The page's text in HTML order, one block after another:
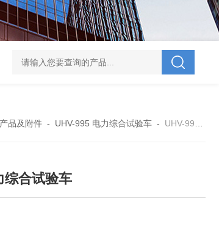
验车 UHV-701 级差配合测试仪 UHV-646 全自动水溶
品及附件- UHV-995 电力综合试验车- UHV-995 电力综合试验车
综合试验车